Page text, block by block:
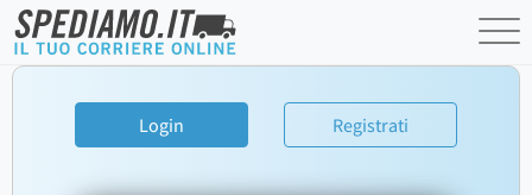
Login Registrati